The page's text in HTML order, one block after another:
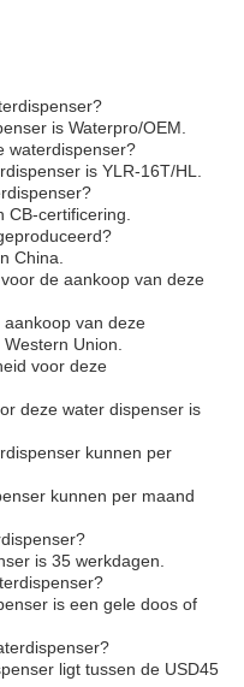
is Waterpro/OEM.
waterdispenser?
is YLR-16T/HL.
certificering.
China.
de aankoop van deze
van deze
Union.
voor deze
deze water dispenser is
kunnen per
kunnen per maand
is 35 werkdagen.
is een gele doos of
ligt tussen de USD45